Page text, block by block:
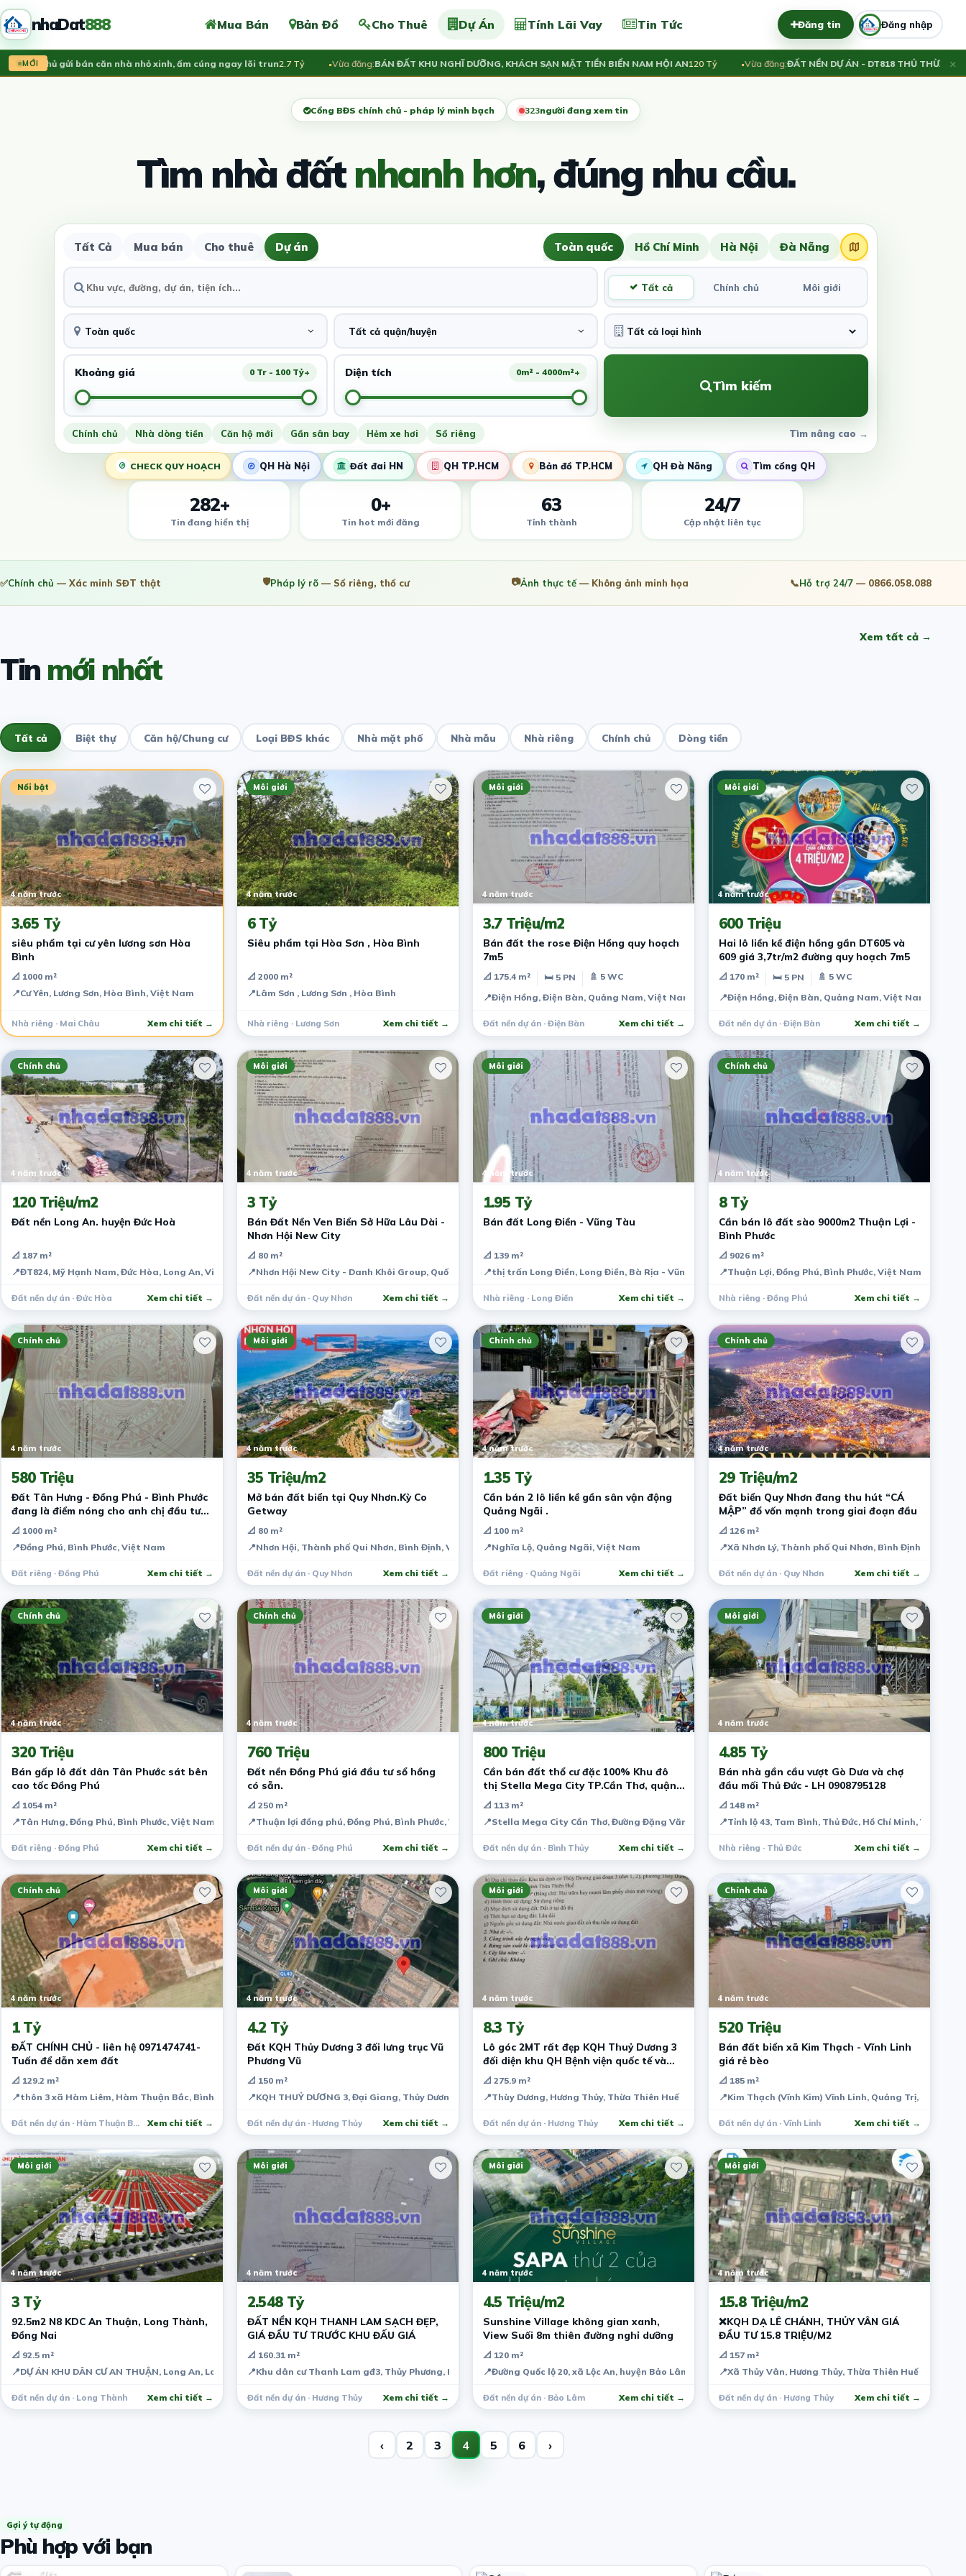
nhaDat888 Mua Bán Bản Đồ Cho Thuê Dự Án Tính Lãi Vay Tin Tức Đăng tin Đăng nhập
MỚI
chủ gửi bán căn nhà nhỏ xinh, ấm cúng ngay lõi trun 2.7 Tỷ Vừa đăng: BÁN ĐẤT KHU NGHĨ DƯỠNG, KHÁCH SẠN MẶT TIỀN BIỂN NAM HỘI AN120 Tỷ Vừa đăng: ĐẤT NỀN DỰ ÁN - DT818 THỦ THỪAThương×
Cổng BĐS chính chủ - pháp lý minh bạch 321người đang xem tin
Tìm nhà đấtnhanh hơn, đúng nhu cầu.
Tất Cả Mua bán Cho thuê Dự án Toàn quốc Hồ Chí Minh Hà Nội Đà Nẵng
Tất cả Chính chủ Môi giới
Toàn quốc Tất cả quận/huyện
Khoảng giá 0 Tr - 100 Tỷ+ Diện tích 0m² - 4000m²+
Tìm kiếm
Chính chủ Nhà dòng tiền Căn hộ mới Gần sân bay Hẻm xe hơi Sổ riêng Tìm nâng cao →
CHECK QUY HOẠCH QH Hà Nội Đất đai HN QH TP.HCM Bản đồ TP.HCM QH Đà Nẵng Tìm cổng QH
282+
Tin đang hiển thị
0+
Tin hot mới đăng
63
Tỉnh thành
24/7
Cập nhật liên tục
✅Chính chủ — Xác minh SĐT thật 🛡️Pháp lý rõ — Sổ riêng, thổ cư 📷Ảnh thực tế— Không ảnh minh họa 📞Hỗ trợ 24/7 — 0866.058.088
Tinmới nhất
Xem tất cả →
Tất cả Biệt thự Căn hộ/Chung cư Loại BĐS khác Nhà mặt phố Nhà mẫu Nhà riêng Chính chủ Dòng tiền
Nổi bật
4 năm trước
3.65 Tỷ
siêu phẩm tại cư yên lương sơn Hòa
Bình
📐 1000 m²
📍Cư Yên, Lương Sơn, Hòa Bình, Việt Nam
Nhà riêng · Mai Châu Xem chi tiết →
Môi giới
4 năm trước
6 Tỷ
Siêu phẩm tại Hòa Sơn , Hòa Bình
📐 2000 m²
📍Lâm Sơn , Lương Sơn , Hòa Bình
Nhà riêng · Lương Sơn Xem chi tiết →
Môi giới
4 năm trước
3.7 Triệu/m2
Bán đất the rose Điện Hồng quy hoạch
7m5
📐 175.4 m² 🛏 5 PN
🚿 5 WC
📍Điện Hồng, Điện Bàn, Quảng Nam, Việt Nam
Đất nền dự án · Điện Bàn Xem chi tiết →
Môi giới
4 năm trước
600 Triệu
Hai lô liền kề điện hồng gần DT605 và
609 giá 3,7tr/m2 đường quy hoạch 7m5
📐 170 m² 🛏 5 PN
🚿 5 WC
📍Điện Hồng, Điện Bàn, Quảng Nam, Việt Nam
Đất nền dự án · Điện Bàn Xem chi tiết →
Chính chủ
4 năm trước
120 Triệu/m2
Đất nền Long An. huyện Đức Hoà
📐 187 m²
📍ĐT824, Mỹ Hạnh Nam, Đức Hòa, Long An, Việt Nam
Đất nền dự án · Đức Hòa Xem chi tiết →
Môi giới
4 năm trước
3 Tỷ
Bán Đất Nền Ven Biển Sở Hữa Lâu Dài -
Nhơn Hội New City
📐 80 m²
📍Nhơn Hội New City - Danh Khôi Group, Quốc lộ 19B, Khu kinh tế, Thành phố Qui Nhơn, Bình Định, Việt Nam
Đất nền dự án · Quy Nhơn Xem chi tiết →
Môi giới
4 năm trước
1.95 Tỷ
Bán đất Long Điền - Vũng Tàu
📐 139 m²
📍thị trấn Long Điền, Long Điền, Bà Rịa - Vũng Tàu, Việt Nam
Nhà riêng · Long Điền Xem chi tiết →
Chính chủ
4 năm trước
8 Tỷ
Cần bán lô đất sào 9000m2 Thuận Lợi -
Bình Phước
📐 9026 m²
📍Thuận Lợi, Đồng Phú, Bình Phước, Việt Nam
Nhà riêng · Đồng Phú Xem chi tiết →
Chính chủ
4 năm trước
580 Triệu
Đất Tân Hưng - Đồng Phú - Bình Phước
đang là điểm nóng cho anh chị đầu tư
giá rẻ
📐 1000 m²
📍Đồng Phú, Bình Phước, Việt Nam
Đất riêng · Đồng Phú Xem chi tiết →
Môi giới
4 năm trước
35 Triệu/m2
Mở bán đất biển tại Quy Nhơn.Kỳ Co
Getway
📐 80 m²
📍Nhơn Hội, Thành phố Qui Nhơn, Bình Định, Việt Nam
Đất nền dự án · Quy Nhơn Xem chi tiết →
Chính chủ
4 năm trước
1.35 Tỷ
Cần bán 2 lô liền kề gần sân vận động
Quảng Ngãi .
📐 100 m²
📍Nghĩa Lộ, Quảng Ngãi, Việt Nam
Đất riêng · Quảng Ngãi Xem chi tiết →
Chính chủ
4 năm trước
29 Triệu/m2
Đất biển Quy Nhơn đang thu hút “CÁ
MẬP” đổ vốn mạnh trong giai đoạn đầu
📐 126 m²
📍Xã Nhơn Lý, Thành phố Qui Nhơn, Bình Định, Việt
Đất nền dự án · Quy Nhơn Xem chi tiết →
Chính chủ
4 năm trước
320 Triệu
Bán gấp lô đất dân Tân Phước sát bên
cao tốc Đồng Phú
📐 1054 m²
📍Tân Hưng, Đồng Phú, Bình Phước, Việt Nam
Đất riêng · Đồng Phú Xem chi tiết →
Chính chủ
4 năm trước
760 Triệu
Đất nền Đồng Phú giá đầu tư sổ hồng
có sẵn.
📐 250 m²
📍Thuận lợi đồng phú, Đồng Phú, Bình Phước, Việt Nam
Đất nền dự án · Đồng Phú Xem chi tiết →
Môi giới
4 năm trước
800 Triệu
Cần bán đất thổ cư đặc 100% Khu đô
thị Stella Mega City TP.Cần Thơ, quận
Bình Thủy, Đường Võ Văn Kiệt Giá đầu
tư chỉ 800 triệu
📐 113 m²
📍Stella Mega City Cần Thơ, Đường Đặng Văn Dầy, Khu dân cư Ngân Thuận, Bình Thủy, Cần Thơ, Việt Nam
Đất nền dự án · Bình Thủy Xem chi tiết →
Môi giới
4 năm trước
4.85 Tỷ
Bán nhà gần cầu vượt Gò Dưa và chợ
đầu mối Thủ Đức - LH 0908795128
📐 148 m²
📍Tỉnh lộ 43, Tam Bình, Thủ Đức, Hồ Chí Minh, Việt Nam
Nhà riêng · Thủ Đức Xem chi tiết →
Chính chủ
4 năm trước
1 Tỷ
ĐẤT CHÍNH CHỦ - liên hệ 0971474741-
Tuấn để dẫn xem đất
📐 129.2 m²
📍thôn 3 xã Hàm Liêm, Hàm Thuận Bắc, Bình Thuận, Việt Nam
Đất nền dự án · Hàm Thuận Bắc Xem chi tiết →
Môi giới
4 năm trước
4.2 Tỷ
Đất KQH Thủy Dương 3 đối lưng trục Vũ
Phương Vũ
📐 150 m²
📍KQH THUỶ DƯƠNG 3, Đại Giang, Thủy Dương, Hương Thủy, Thừa Thiên Huế, Việt Nam
Đất nền dự án · Hương Thủy Xem chi tiết →
Môi giới
4 năm trước
8.3 Tỷ
Lô góc 2MT rất đẹp KQH Thuỷ Dương 3
đối diện khu QH Bệnh viện quốc tế và
Chung cư
📐 275.9 m²
📍Thùy Dương, Hương Thủy, Thừa Thiên Huế
Đất nền dự án · Hương Thủy Xem chi tiết →
Chính chủ
4 năm trước
520 Triệu
Bán đất biển xã Kim Thạch - Vĩnh Linh
giá rẻ bèo
📐 185 m²
📍Kim Thạch (Vĩnh Kim) Vĩnh Linh, Quảng Trị, Việt Nam
Đất nền dự án · Vĩnh Linh Xem chi tiết →
Môi giới
4 năm trước
3 Tỷ
92.5m2 N8 KDC An Thuận, Long Thành,
Đồng Nai
📐 92.5 m²
📍DỰ ÁN KHU DÂN CƯ AN THUẬN, Long An, Long Thành, Đồng Nai, Việt Nam
Đất nền dự án · Long Thành Xem chi tiết →
Môi giới
4 năm trước
2.548 Tỷ
ĐẤT NỀN KQH THANH LAM SẠCH ĐẸP,
GIÁ ĐẦU TƯ TRƯỚC KHU ĐẤU GIÁ
📐 160.31 m²
📍Khu dân cư Thanh Lam gđ3, Thủy Phương, Hương Thủy, Thừa Thiên Huế
Đất nền dự án · Hương Thủy Xem chi tiết →
Môi giới
4 năm trước
4.5 Triệu/m2
Sunshine Village không gian xanh,
View Suối 8m thiên đường nghỉ dưỡng
📐 120 m²
📍Đường Quốc lộ 20, xã Lộc An, huyện Bảo Lâm, Lâm Đồng, Việt Nam
Đất nền dự án · Bảo Lâm Xem chi tiết →
Môi giới
4 năm trước
15.8 Triệu/m2
❌KQH DẠ LÊ CHÁNH, THỦY VÂN GIÁ
ĐẦU TƯ 15.8 TRIỆU/M2
📐 157 m²
📍Xã Thủy Vân, Hương Thủy, Thừa Thiên Huế
Đất nền dự án · Hương Thủy Xem chi tiết →
‹ 2 3 4 5 6 ›
Gợi ý tự động
Phù hợp với bạn